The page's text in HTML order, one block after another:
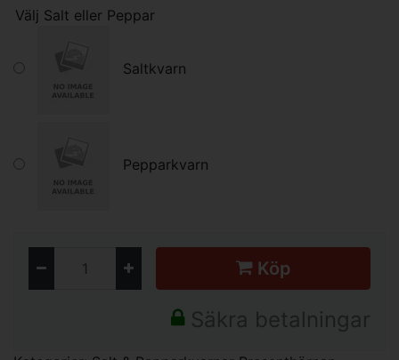
Välj Salt eller Peppar
Saltkvarn
Pepparkvarn
Köp
Säkra betalningar